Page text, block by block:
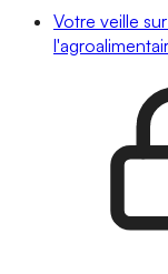
Votre veille